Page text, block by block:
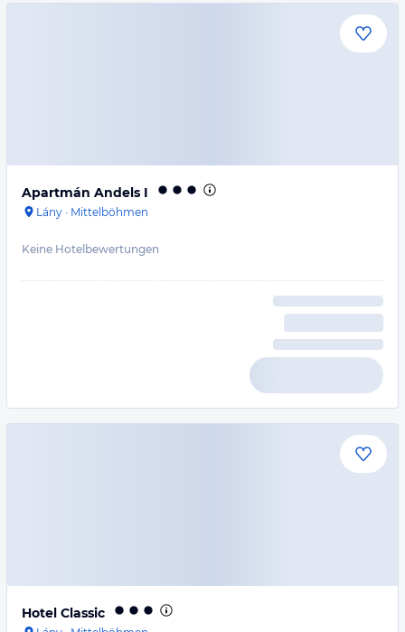
Apartmán Andels I
Lány · Mittelböhmen
Keine Hotelbewertungen
Hotel Classic